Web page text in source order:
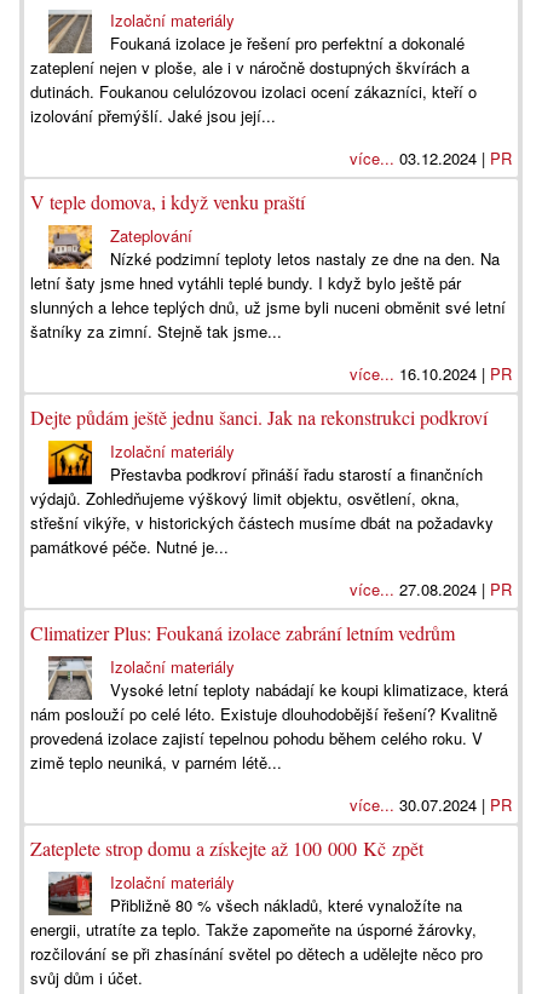
Izolační materiály
Foukaná izolace je řešení pro perfektní a dokonalé
zateplení nejen v ploše, ale i v náročně dostupných škvírách a
dutinách. Foukanou celulózovou izolaci ocení zákazníci, kteří o
izolování přemýšlí. Jaké jsou její...
více... 03.12.2024 | PR
V teple domova, i když venku praští
Zateplování
Nízké podzimní teploty letos nastaly ze dne na den. Na
letní šaty jsme hned vytáhli teplé bundy. I když bylo ještě pár
slunných a lehce teplých dnů, už jsme byli nuceni obměnit své letní
šatníky za zimní. Stejně tak jsme...
více... 16.10.2024 | PR
Dejte půdám ještě jednu šanci. Jak na rekonstrukci podkroví
Izolační materiály
Přestavba podkroví přináší řadu starostí a finančních
výdajů. Zohledňujeme výškový limit objektu, osvětlení, okna,
střešní vikýře, v historických částech musíme dbát na požadavky
památkové péče. Nutné je...
více... 27.08.2024 | PR
Climatizer Plus: Foukaná izolace zabrání letním vedrům
Izolační materiály
Vysoké letní teploty nabádají ke koupi klimatizace, která
nám poslouží po celé léto. Existuje dlouhodobější řešení? Kvalitně
provedená izolace zajistí tepelnou pohodu během celého roku. V
zimě teplo neuniká, v parném létě...
více... 30.07.2024 | PR
Zateplete strop domu a získejte až 100 000 Kč zpět
Izolační materiály
Přibližně 80 % všech nákladů, které vynaložíte na
energii, utratíte za teplo. Takže zapomeňte na úsporné žárovky,
rozčilování se při zhasínání světel po dětech a udělejte něco pro
svůj dům i účet.